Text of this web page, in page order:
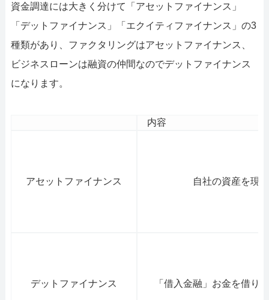
資金調達には大きく分けて「アセットファイナンス」
「デットファイナンス」「エクイティファイナンス」の3
種類があり、ファクタリングはアセットファイナンス、
ビジネスローンは融資の仲間なのでデットファイナンス
になります。
内容
アセットファイナンス 自社の資産を現
デットファイナンス 「借入金融」お金を借り